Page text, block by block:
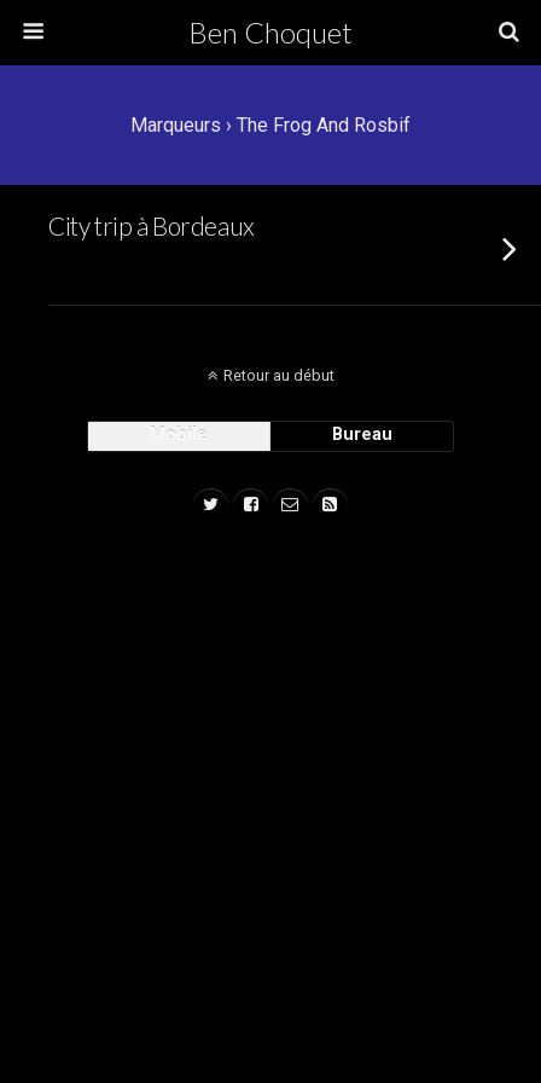
Ben Choquet
Marqueurs › The Frog And Rosbif
City trip à Bordeaux
Retour au début
Mobile Bureau